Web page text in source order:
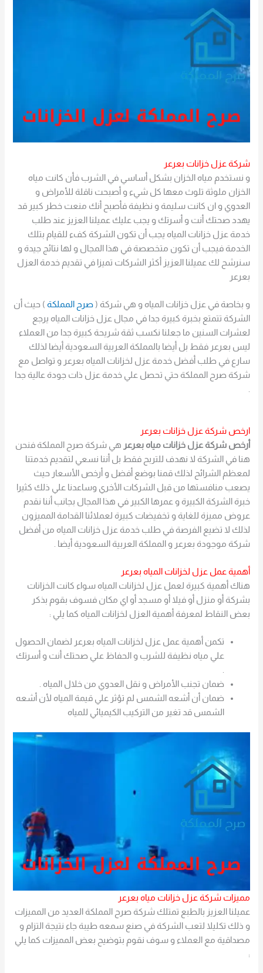
شركة عزل خزانات بعرعر
و نستخدم مياه الخزان بشكل أساسي في الشرب فأن كانت مياه
الخزان ملوثة تلوث معها كل شيء و أصبحت ناقلة للأمراض و
العدوي و ان كانت سليمة و نظيفة فأصبح أنك منعت خطر كبير قد
يهدد صحتك أنت و أسرتك و يجب عليك عميلنا العزيز عند طلب
خدمة عزل خزانات المياه يجب أن تكون الشركة كفء للقيام بتلك
الخدمة فيجب أن تكون متخصصة في هذا المجال و لها نتائج جيدة و
سنرشح لك عميلنا العزيز أكثر الشركات تميزا في تقديم خدمة العزل
بعرعر
و بخاصة في عزل خزانات المياه و هي شركة (صرح المملكة ) حيث أن
الشركة تتمتع بخبرة كبيرة جدا في مجال عزل خزانات المياه يرجع
لعشرات السنين ما جعلنا نكسب ثقة شريحة كبيرة جدا من العملاء
ليس بعرعر فقط بل أيضا بالمملكة العربية السعودية أيضا لذلك
سارع في طلب أفضل خدمة عزل لخزانات المياه بعرعر و تواصل مع
شركة صرح المملكة حتي تحصل علي خدمة عزل ذات جودة عالية جدا
ارخص شركة عزل خزانات بعرعر
أرخص شركة عزل خزانات مياه بعرعر هي شركة صرح المملكة فنحن
هنا في الشركة لا نهدف للتربح فقط بل أننا نسعي لتقديم خدمتنا
لمعظم الشرائح لذلك قمنا بوضع أفضل و أرخص الأسعار حيث
يصعب منافستها من قبل الشركات الأخري وساعدنا علي ذلك كثيرا
خبرة الشركة الكبيرة و عمرها الكبير في هذا المجال بجانب أننا نقدم
عروض مميزة للغاية و تخفيضات كبيرة لعملائنا القدامة المميزون
لذلك لا تضيع الفرصة في طلب خدمة عزل خزانات المياه من أفضل
شركة موجودة بعرعر و المملكة العربية السعودية أيضا .
أهمية عمل عزل لخزانات المياه بعرعر
هناك أهمية كبيرة لعمل عزل لخزانات المياه سواء كانت الخزانات
بشركة أو منزل أو فيلا أو مسجد أو اي مكان فسوف بقوم بذكر
بعض النقاط لمعرفة أهمية العزل لخزانات المياه كما يلي :
تكمن أهمية عمل عزل لخزانات المياه بعرعر لضمان الحصول
علي مياه نظيفة للشرب و الحفاظ علي صحتك أنت و أسرتك
.
ضمان تجنب الأمراض و نقل العدوي من خلال المياه .
ضمان أن أشعه الشمس لم تؤثر علي قيمة المياه لأن أشعه
الشمس قد تغير من التركيب الكيميائي للمياه
مميزات شركة عزل خزانات مياه بعرعر
عميلنا العزيز بالطبع تمتلك شركة صرح المملكة العديد من المميزات
و ذلك تكليلا لتعب الشركة في صنع سمعه طيبة جاء نتيجة التزام و
مصداقية مع العملاء و سوف نقوم بتوضيح بعض المميزات كما يلي
: